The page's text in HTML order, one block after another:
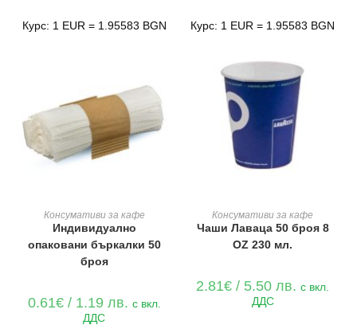
Курс: 1 EUR = 1.95583 BGN
ДОБАВЯНЕ В КОЛИЧКАТА
Консумативи за кафе
Индивидуално
опаковани бъркалки 50
броя
0.61€/ 1.19 лв. с вкл.
ДДС
Курс: 1 EUR = 1.95583 BGN
ДОБАВЯНЕ В КОЛИЧКАТА
Консумативи за кафе
Чаши Лаваца 50 броя 8
OZ 230 мл.
2.81€ / 5.50 лв.с вкл.
ДДС